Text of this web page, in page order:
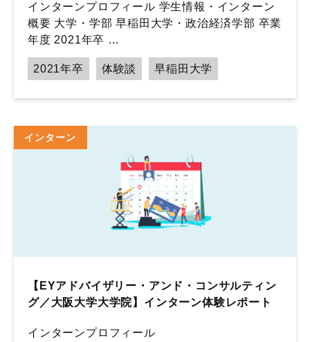
インターンプロフィール 学生情報・インターン
概要 大学・学部 早稲田大学・政治経済学部 卒業
年度 2021年卒 …
2021年卒 体験談 早稲田大学
インターン
【EYアドバイザリー・アンド・コンサルティン
グ／大阪大学大学院】インターン体験レポート
インターンプロフィール